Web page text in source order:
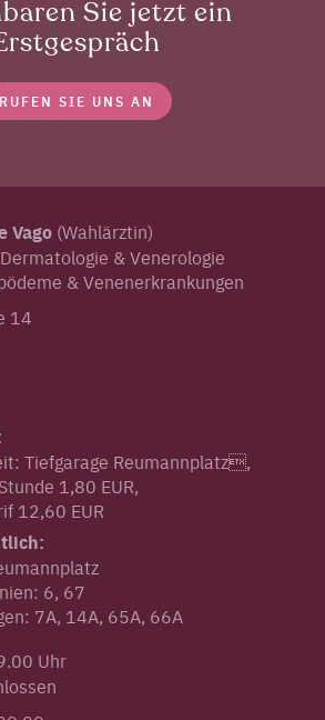
Sie jetzt ein
RUFEN SIE UNS AN
Vago (Wahlärztin)
& Venerologie
& Venenerkrankungen
14
Tiefgarage Reumannplatz,
1,80 EUR,
12,60 EUR
6, 67
7A, 14A, 65A, 66A
Uhr